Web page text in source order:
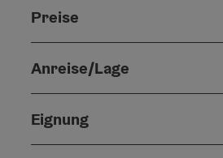
Preise
Anreise/Lage
Eignung